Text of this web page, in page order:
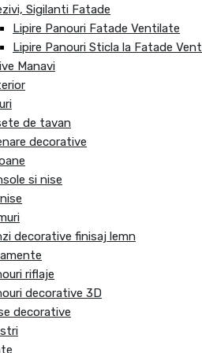
Sigilanti Fatade
Lipire Panouri Fatade Ventilate
Lipire Panouri Sticla la Fatade
Manavi
de tavan
decorative
si nise
decorative finisaj lemn
riflaje
decorative 3D
decorative